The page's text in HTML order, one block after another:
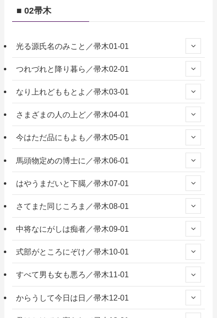
■ 02帚木
光る源氏名のみこと／帚木01-01
つれづれと降り暮ら／帚木02-01
なり上れどももとよ／帚木03-01
さまざまの人の上ど／帚木04-01
今はただ品にもよも／帚木05-01
馬頭物定めの博士に／帚木06-01
はやうまだいと下臈／帚木07-01
さてまた同じころま／帚木08-01
中将なにがしは痴者／帚木09-01
式部がところにぞけ／帚木10-01
すべて男も女も悪ろ／帚木11-01
からうして今日は日／帚木12-01